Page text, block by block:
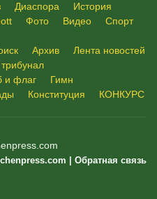
Диаспора
История
Фото Видео
Спорт
Архив
Лента новостей
и флаг
Гимн
Конституция
КОНКУРС
Обратная связь